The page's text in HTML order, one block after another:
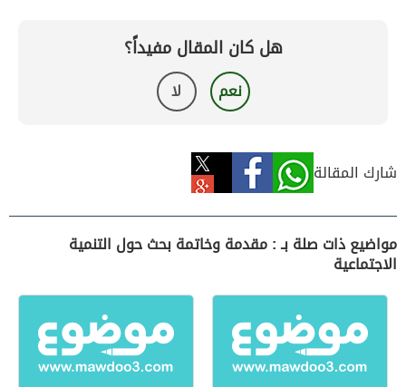
هل كان المقال مفيداً؟
نعم لا
شارك المقالة
مواضيع ذات صلة بـ : مقدمة وخاتمة بحث حول التنمية
الاجتماعية